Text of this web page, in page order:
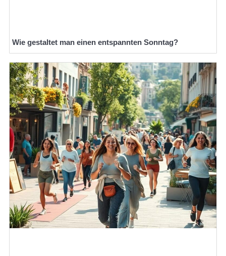
Wie gestaltet man einen entspannten Sonntag?